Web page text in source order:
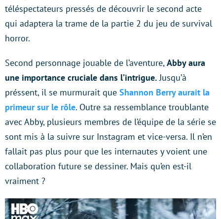
téléspectateurs pressés de découvrir le second acte
qui adaptera la trame de la partie 2 du jeu de survival
horror.
Second personnage jouable de l’aventure, Abby aura
une importance cruciale dans l’intrigue. Jusqu’à
préssent, il se murmurait que Shannon Berry aurait la
primeur sur le rôle. Outre sa ressemblance troublante
avec Abby, plusieurs membres de l’équipe de la série se
sont mis à la suivre sur Instagram et vice-versa. Il n’en
fallait pas plus pour que les internautes y voient une
collaboration future se dessiner. Mais qu’en est-il
vraiment ?